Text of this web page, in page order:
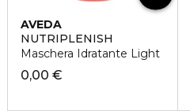
AVEDA
NUTRIPLENISH
Maschera Idratante Light
0,00 €